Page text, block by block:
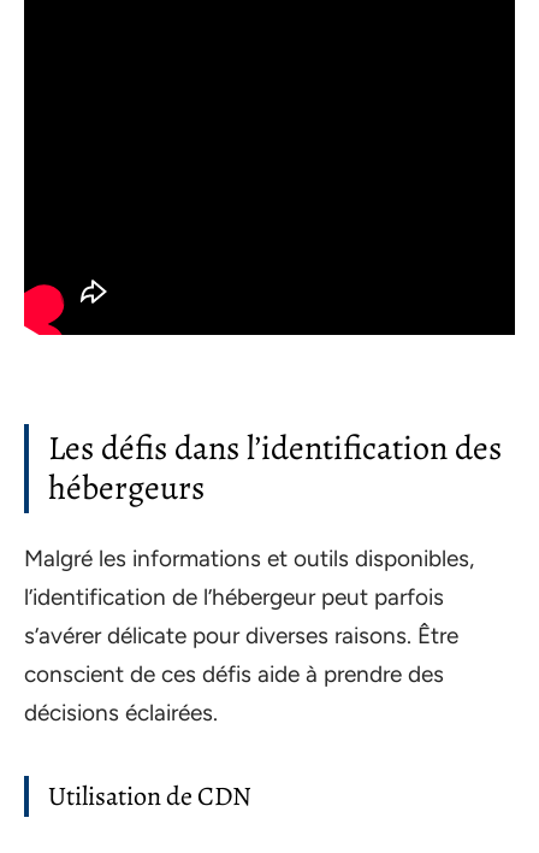
Les défis dans l’identification des
hébergeurs
Malgré les informations et outils disponibles,
l’identification de l’hébergeur peut parfois
s’avérer délicate pour diverses raisons. Être
conscient de ces défis aide à prendre des
décisions éclairées.
Utilisation de CDN